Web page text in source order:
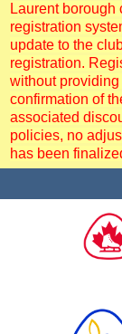
Laurent borough
registration
update to the
registration.
without
confirmation of
associated
policies, no
has been